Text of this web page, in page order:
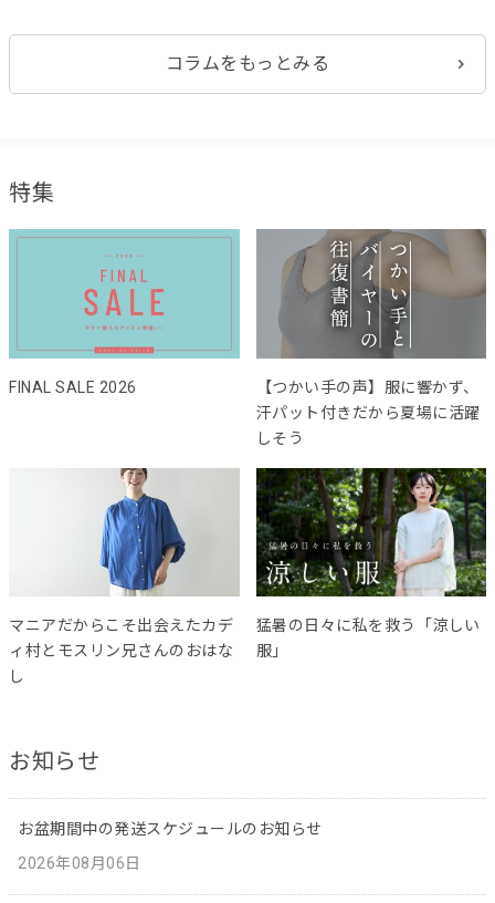
コラムをもっとみる
特集
FINAL SALE 2026
【つかい手の声】服に響かず、
汗パット付きだから夏場に活躍
しそう
マニアだからこそ出会えたカデ
ィ村とモスリン兄さんのおはな
し
猛暑の日々に私を救う「涼しい
服」
お知らせ
お盆期間中の発送スケジュールのお知らせ
2026年08月06日